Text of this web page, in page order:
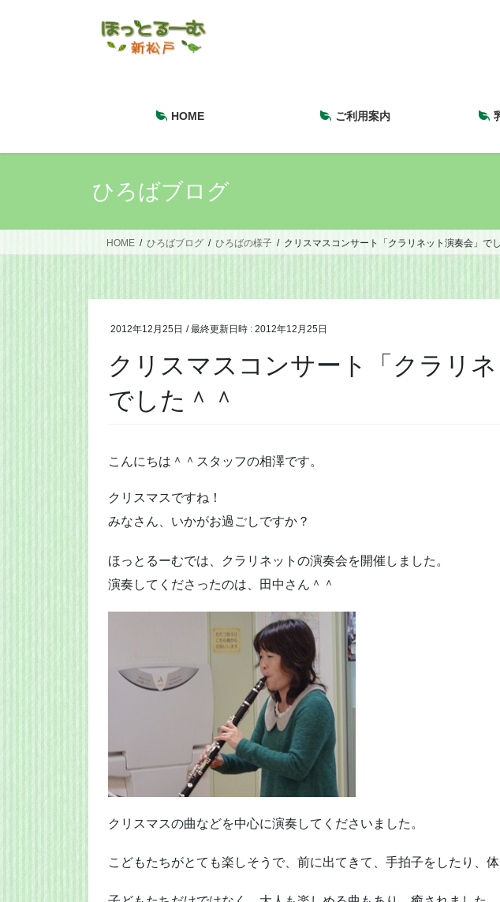
HOME ご利用案内
ひろばブログ
HOME ひろばブログ ひろばの様子 クリスマスコンサート「クラリネット演奏会」で
2012年12月25日 / 最終更新日時 : 2012年12月25日
クリスマスコンサート「クラリネ
でした＾＾
こんにちは＾＾スタッフの相澤です。
クリスマスですね！
みなさん、いかがお過ごしですか？
ほっとるーむでは、クラリネットの演奏会を開催しました。
演奏してくださったのは、田中さん＾＾
クリスマスの曲などを中心に演奏してくださいました。
こどもたちがとても楽しそうで、前に出てきて、手拍子をしたり、体